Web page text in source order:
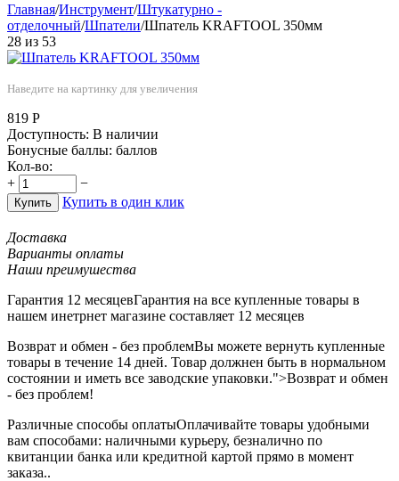
Главная/Инструмент/Штукатурно -
отделочный/Шпатели/Шпатель KRAFTOOL 350мм
28 из 53
Наведите на картинку для увеличения
819 Р
Доступность: В наличии
Бонусные баллы: баллов
Кол-во:
+
−
Купить Купить в один клик
Доставка
Варианты оплаты
Наши преимушества
Гарантия 12 месяцевГарантия на все купленные товары в
нашем инетрнет магазине составляет 12 месяцев
Возврат и обмен - без проблемВы можете вернуть купленные
товары в течение 14 дней. Товар должнен быть в нормальном
состоянии и иметь все заводские упаковки.">Возврат и обмен
- без проблем!
Различные способы оплатыОплачивайте товары удобными
вам способами: наличными курьеру, безналично по
квитанции банка или кредитной картой прямо в момент
заказа..